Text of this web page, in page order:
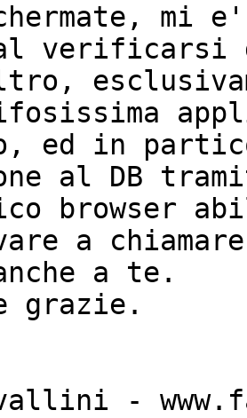
verificarsi
ed in
al DB
browser
a
a te.
grazie.
-